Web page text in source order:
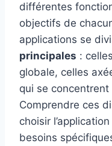
différentes
objectifs de
applications se
principales :
globale, celles
qui se concentrent
Comprendre ces
choisir
besoins